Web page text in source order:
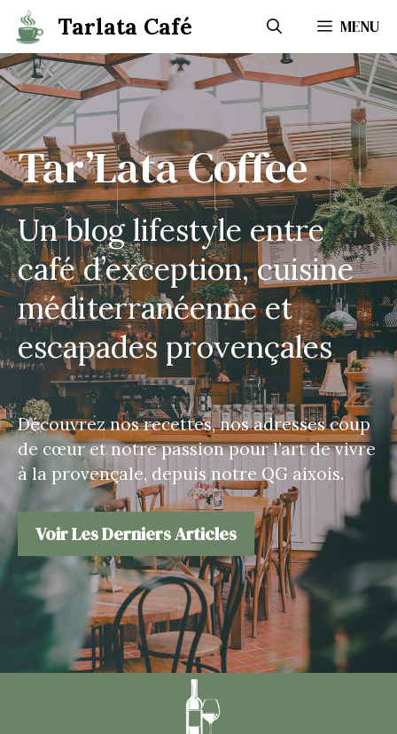
Aller
au
contenu
Tarlata Café MENU
Tar’Lata Coffee
Un blog lifestyle entre
café d’exception, cuisine
méditerranéenne et
escapades provençales
Découvrez nos recettes, nos adresses coup
de cœur et notre passion pour l’art de vivre
à la provençale, depuis notre QG aixois.
Voir Les Derniers Articles